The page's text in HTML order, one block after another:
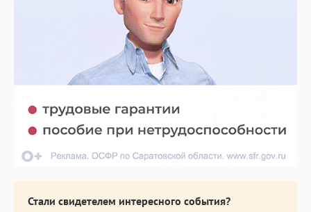
Стали свидетелем интересного события?